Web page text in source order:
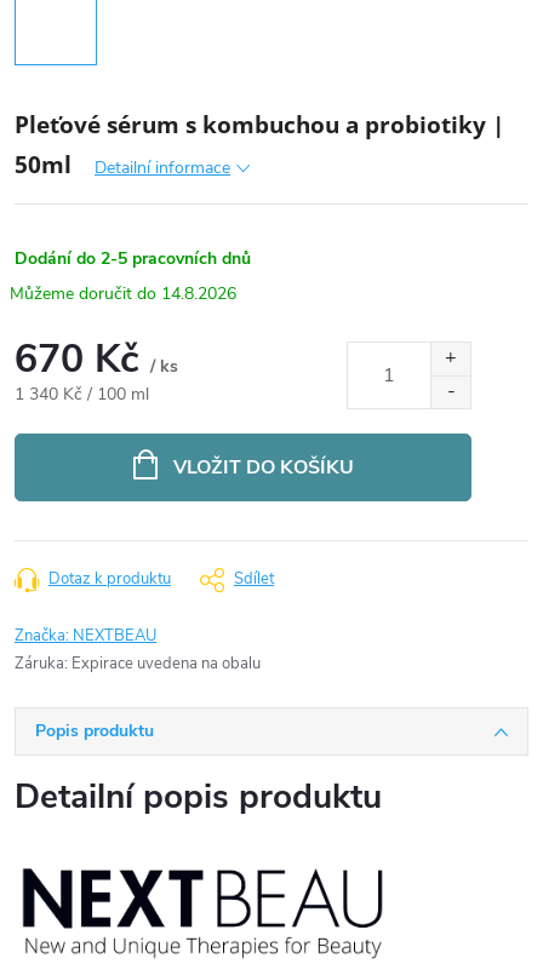
Pleťové sérum s kombuchou a probiotiky |
50ml
Detailní informace
Dodání do 2-5 pracovních dnů
14.8.2026
670 Kč / ks
Měrná
1 340 Kč / 100 ml
VLOŽIT DO KOŠÍKU
Dotaz k produktu Sdílet
Značka: NEXTBEAU
Záruka: Expirace uvedena na obalu
Popis produktu
Detailní popis produktu